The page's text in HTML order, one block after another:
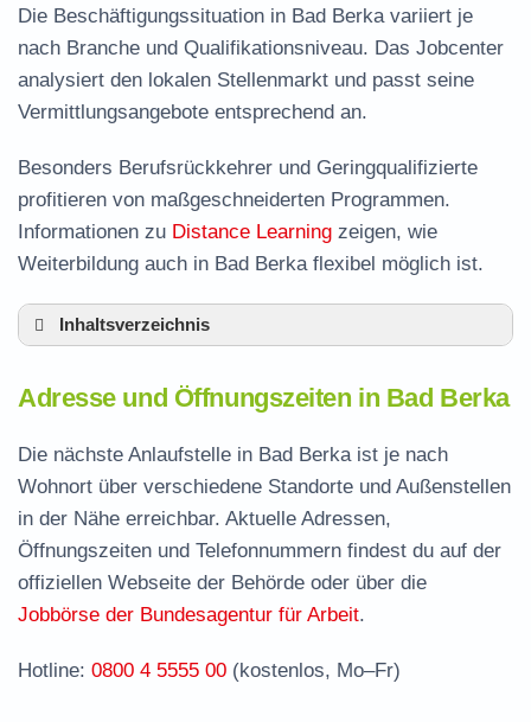
Die Beschäftigungssituation in Bad Berka variiert je
nach Branche und Qualifikationsniveau. Das Jobcenter
analysiert den lokalen Stellenmarkt und passt seine
Vermittlungsangebote entsprechend an.
Besonders Berufsrückkehrer und Geringqualifizierte
profitieren von maßgeschneiderten Programmen.
Informationen zu Distance Learning zeigen, wie
Weiterbildung auch in Bad Berka flexibel möglich ist.
Inhaltsverzeichnis
Leistungen der Arbeitsvermittlung in Bad
Berka
Termin vereinbaren und Bürgergeld beantragen
Jobcenter Weimarer Land – zuständige Stelle
Stellenangebote und Jobbörse in Bad Berka
Häufige Fragen rund ums Jobcenter
Adresse und Öffnungszeiten in Bad Berka
Die nächste Anlaufstelle in Bad Berka ist je nach
Wohnort über verschiedene Standorte und Außenstellen
in der Nähe erreichbar. Aktuelle Adressen,
Öffnungszeiten und Telefonnummern findest du auf der
offiziellen Webseite der Behörde oder über die
Jobbörse der Bundesagentur für Arbeit.
Hotline: 0800 4 5555 00 (kostenlos, Mo–Fr)